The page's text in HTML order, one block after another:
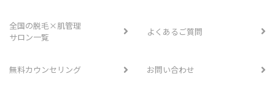
全国の脱毛×肌管理
サロン一覧
よくあるご質問
無料カウンセリング お問い合わせ